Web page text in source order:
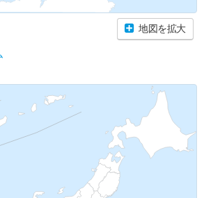
地図を拡大